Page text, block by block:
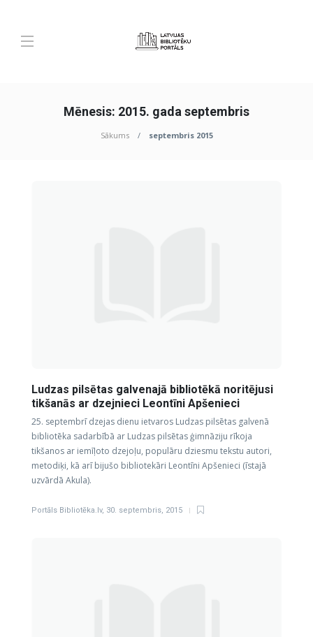
Mēnesis: 2015. gada septembris
Sākums septembris 2015
Ludzas pilsētas galvenajā bibliotēkā noritējusi
tikšanās ar dzejnieci Leontīni Apšenieci
25. septembrī dzejas dienu ietvaros Ludzas pilsētas galvenā
bibliotēka sadarbībā ar Ludzas pilsētas ģimnāziju rīkoja
tikšanos ar iemīļoto dzejoļu, populāru dziesmu tekstu autori,
metodiķi, kā arī bijušo bibliotekāri Leontīni Apšenieci (īstajā
uzvārdā Akula).
Portāls Bibliotēka.lv, 30. septembris, 2015